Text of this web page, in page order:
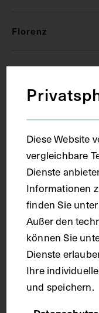
Florenz
Material
Papier
Technik
Maße
Bildmaß 40,3 x
Diese Website
vergleichbare
Dienste
Informationen
finden Sie
Außer den
können Sie
Dienste
Ihre
und speichern.